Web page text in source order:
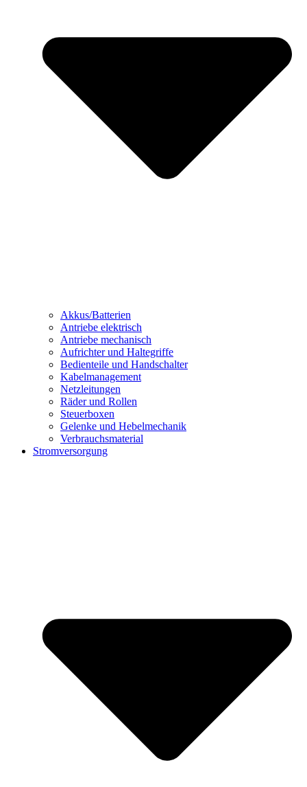
Akkus/Batterien
Antriebe elektrisch
Antriebe mechanisch
Aufrichter und Haltegriffe
Bedienteile und Handschalter
Kabelmanagement
Netzleitungen
Räder und Rollen
Steuerboxen
Gelenke und Hebelmechanik
Verbrauchsmaterial
Stromversorgung